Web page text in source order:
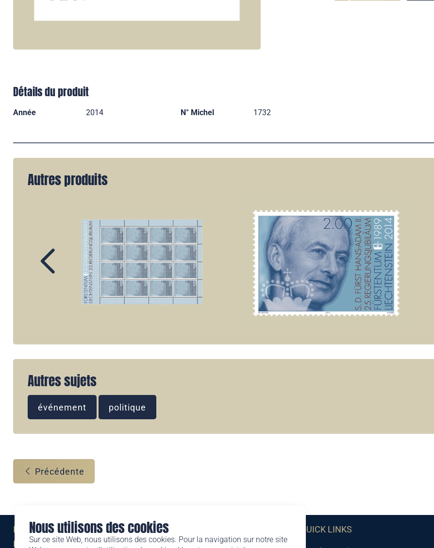
Nous utilisons des cookies
Sur ce site Web, nous utilisons des cookies. Pour la navigation sur notre site
Détails du produit
Année 2014 N° Michel 1732
Autres produits
Autres sujets
événement politique
Précédente
Eine Marke der
Liechtensteinischen Post AG
QUICK LINKS